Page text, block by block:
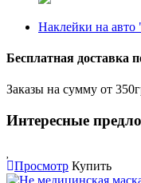
Наклейки на
Бесплатная доставка
Заказы на сумму от
Интересные
Просмотр Купить